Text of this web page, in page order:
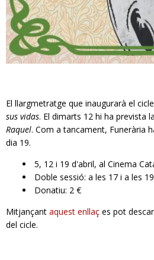
El llargmetratge que inaugurarà el
sus vidas. El dimarts 12 hi ha prevista
Raquel. Com a tancament, Funerària
dia 19.
5, 12 i 19 d'abril, al Cinema
Doble sessió: a les 17 i a les
Donatiu: 2 €
Mitjançant aquest enllaç es pot
del cicle.